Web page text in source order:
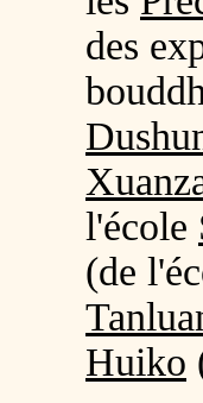
des
l'école
(de
Huiko